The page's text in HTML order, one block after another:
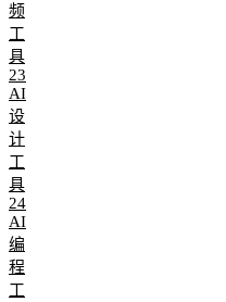
频
工
具
23
AI
设
计
工
具
24
AI
编
程
工